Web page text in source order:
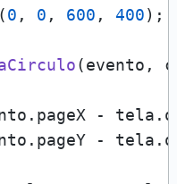
(0 , 0 , 600 , 400);
(evento,
pageX - tela.
pageY - tela.